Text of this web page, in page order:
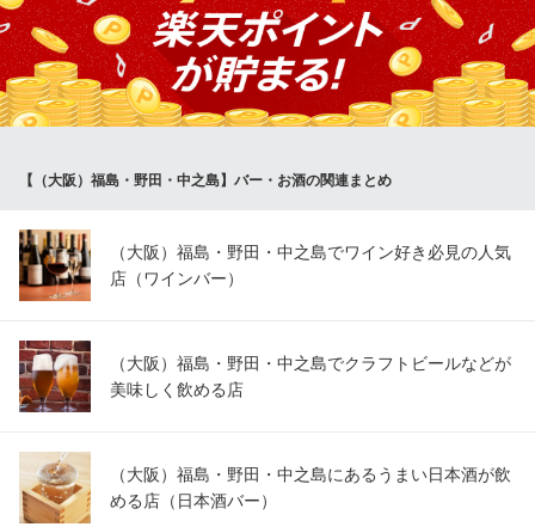
福島呑場ヒンジ
たこ焼き串カツホルモン
ＪＲ大阪環状線福島駅 徒歩1分
大阪府大阪市福島区福島7-1-6 1F
【（大阪）福島・野田・中之島】バー・お酒の関連まとめ
（大阪）福島・野田・中之島でワイン好き必見の人気
店（ワインバー）
（大阪）福島・野田・中之島でクラフトビールなどが
美味しく飲める店
（大阪）福島・野田・中之島にあるうまい日本酒が飲
める店（日本酒バー）